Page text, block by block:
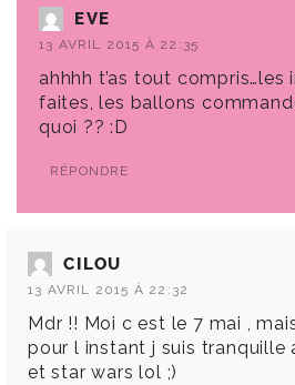
EVE
13 AVRIL 2015 À 22:35
ahhhh t’as tout
faites, les ballons
quoi ?? :D
RÉPONDRE
CILOU
13 AVRIL 2015 À 22:32
Mdr !! Moi c est le 7 mai ,
pour l instant j suis tranquille
et star wars lol ;)